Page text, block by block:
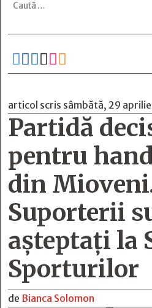
     
articol scris sâmbătă, 29
Partidă
pentru
din
Suporterii
așteptați la
Sporturilor
de Bianca Solomon